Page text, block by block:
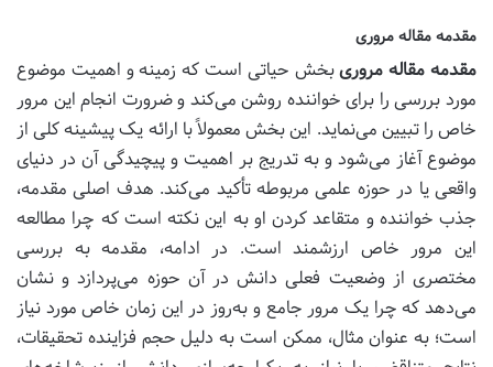
مقدمه مقاله مروری
مقدمه مقاله مروریبخش حیاتی است که زمینه و اهمیت موضوع
مورد بررسی را برای خواننده روشن می‌کند و ضرورت انجام این مرور
خاص را تبیین می‌نماید. این بخش معمولاً با ارائه یک پیشینه کلی از
موضوع آغاز می‌شود و به تدریج بر اهمیت و پیچیدگی آن در دنیای
واقعی یا در حوزه علمی مربوطه تأکید می‌کند. هدف اصلی مقدمه،
جذب خواننده و متقاعد کردن او به این نکته است که چرا مطالعه
این مرور خاص ارزشمند است. در ادامه، مقدمه به بررسی
مختصری از وضعیت فعلی دانش در آن حوزه می‌پردازد و نشان
می‌دهد که چرا یک مرور جامع و به‌روز در این زمان خاص مورد نیاز
است؛ به عنوان مثال، ممکن است به دلیل حجم فزاینده تحقیقات،